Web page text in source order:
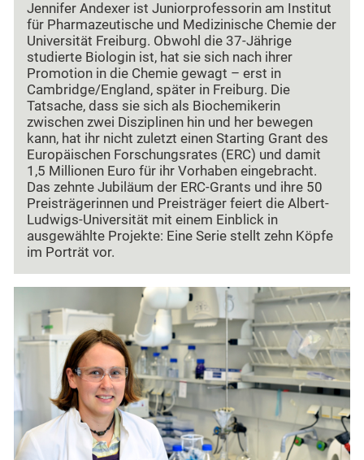
Jennifer Andexer ist Juniorprofessorin am Institut
für Pharmazeutische und Medizinische Chemie der
Universität Freiburg. Obwohl die 37-Jährige
studierte Biologin ist, hat sie sich nach ihrer
Promotion in die Chemie gewagt – erst in
Cambridge/England, später in Freiburg. Die
Tatsache, dass sie sich als Biochemikerin
zwischen zwei Disziplinen hin und her bewegen
kann, hat ihr nicht zuletzt einen Starting Grant des
Europäischen Forschungsrates (ERC) und damit
1,5 Millionen Euro für ihr Vorhaben eingebracht.
Das zehnte Jubiläum der ERC-Grants und ihre 50
Preisträgerinnen und Preisträger feiert die Albert-
Ludwigs-Universität mit einem Einblick in
ausgewählte Projekte: Eine Serie stellt zehn Köpfe
im Porträt vor.